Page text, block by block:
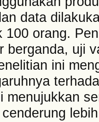
data
100 orang.
berganda, uji
ini
menujukkan